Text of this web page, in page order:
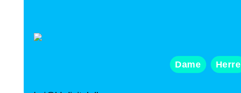
Dame Herre